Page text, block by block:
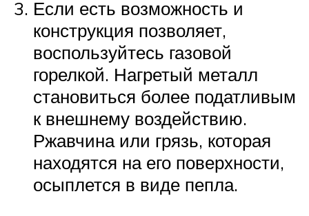
Если есть возможность и
конструкция позволяет,
воспользуйтесь газовой
горелкой. Нагретый металл
становиться более податливым
к внешнему воздействию.
Ржавчина или грязь, которая
находятся на его поверхности,
осыплется в виде пепла.